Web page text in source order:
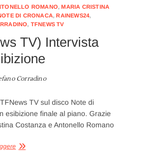
ROMANO,MARIA CRISTINA
DI CRONACA,RAINEWS24,
, TFNEWS TV
TV) Intervista
Corradino
TV sul disco Note di
esibizione finale al piano. Grazie
Costanza e Antonello Romano